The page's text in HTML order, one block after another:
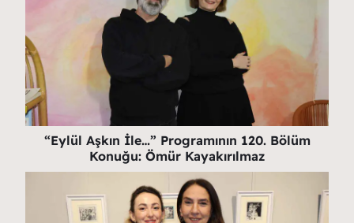
“Eylül Aşkın İle…” Programının 120. Bölüm
Konuğu: Ömür Kayakırılmaz